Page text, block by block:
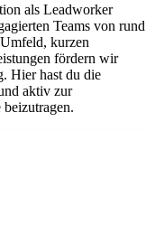
als Leadworker
Teams von rund
kurzen
fördern wir
Hier hast du die
aktiv zur